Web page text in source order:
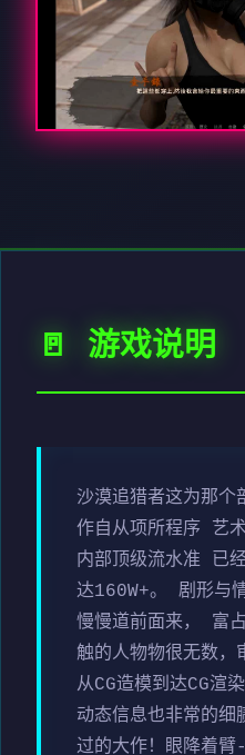
🚪 游戏说明
沙漠追猎者这为那
作自从项所程序 艺
内部顶级流水准 已
达160W+。 剧形与
慢慢道前面来， 富
触的人物物很无数
从CG造模到达CG渲
动态信息也非常的细
过的大作！眼降着